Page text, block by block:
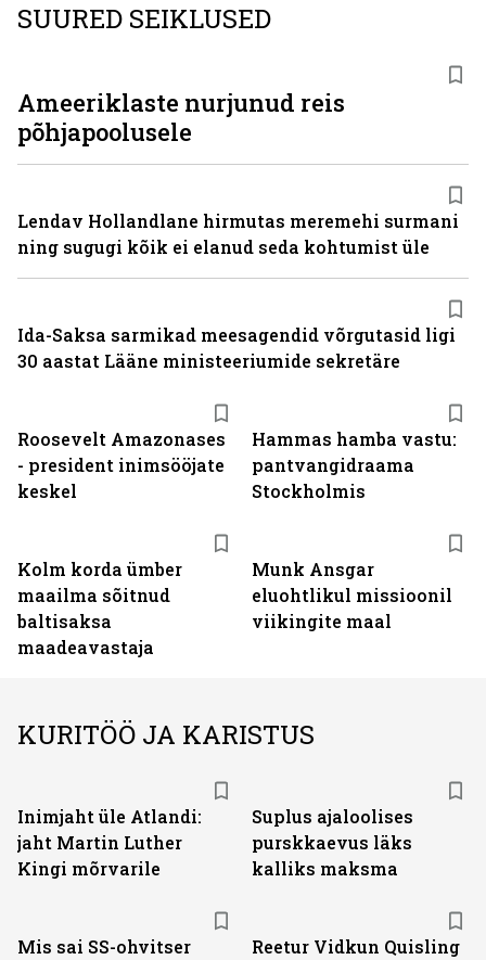
SUURED SEIKLUSED
Roosevelt Amazonases
- president inimsööjate
keskel
Hammas hamba vastu:
pantvangi­draama
Stockholmis
Kolm korda ümber
maailma sõitnud
baltisaksa
maadeavastaja
Munk Ansgar
eluohtlikul missioonil
viikingite maal
Ameeriklaste nurjunud reis
põhjapoolusele
Lendav Hollandlane hirmutas meremehi surmani
ning sugugi kõik ei elanud seda kohtumist üle
Ida-Saksa sarmikad meesagendid võrgutasid ligi
30 aastat Lääne ministeeriumide sekretäre
KURITÖÖ JA KARISTUS
Inimjaht üle Atlandi:
jaht Martin Luther
Kingi mõrvarile
Suplus ajaloolises
purskkaevus läks
kalliks maksma
Mis sai SS-ohvitser Reetur Vidkun Quisling